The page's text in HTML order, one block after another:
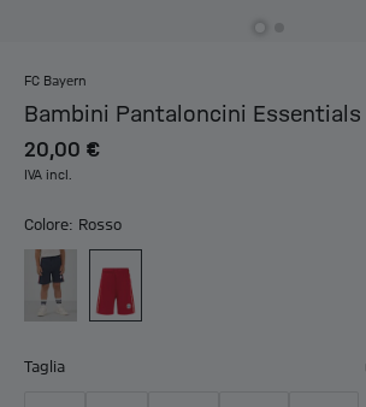
FC Bayern
Bambini Pantaloncini Essentials
20,00 €
IVA incl.
Colore: Rosso
Taglia